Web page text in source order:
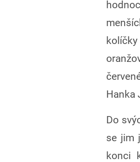
Hanka
Do
se jim
konci